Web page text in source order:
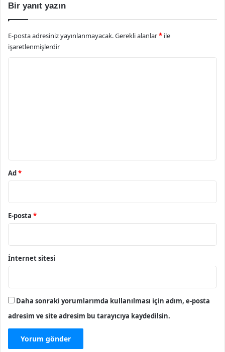
Bir yanıt yazın
E-posta adresiniz yayınlanmayacak.Gerekli alanlar* ile
işaretlenmişlerdir
Ad*
E-posta *
İnternet sitesi
Daha sonraki yorumlarımda kullanılması için adım, e-posta
adresim ve site adresim bu tarayıcıya kaydedilsin.